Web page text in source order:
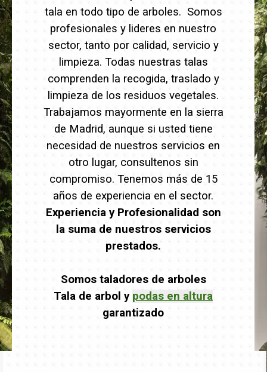
tala en todo tipo de arboles. Somos
profesionales y lideres en nuestro
sector, tanto por calidad, servicio y
limpieza. Todas nuestras talas
comprenden la recogida, traslado y
limpieza de los residuos vegetales.
Trabajamos mayormente en la sierra
de Madrid, aunque si usted tiene
necesidad de nuestros servicios en
otro lugar, consultenos sin
compromiso. Tenemos más de 15
años de experiencia en el sector.
Experiencia y Profesionalidad son
la suma de nuestros servicios
prestados.
Somos taladores de arboles
Tala de arbol y podas en altura
garantizado